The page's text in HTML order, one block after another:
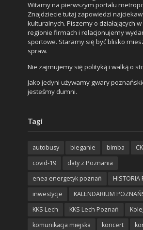
Witamy na pierwszym portalu
Znajdziecie tutaj zapowiedzi
kulturalnych. Piszemy o działających
regionie firmach i relacjonujemy
sportowe. Staramy się być blisko
spraw.
Nie zajmujemy się polityką i walką o
Jako jedyni używamy gwary
jesteśmy dumni.
Tagi
autobusy bieganie bimba
covid-19
daty z Poznania
enea energetyk poznań
HISTORIA
inwestycje
KALENDARIUM
KKS Lech
KKS Lech Poznań
komunikacja miejska
koncert